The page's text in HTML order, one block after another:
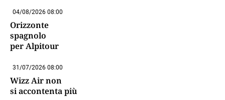
04/08/2026 08:00
Orizzonte
spagnolo
per Alpitour
31/07/2026 08:00
Wizz Air non
si accontenta più